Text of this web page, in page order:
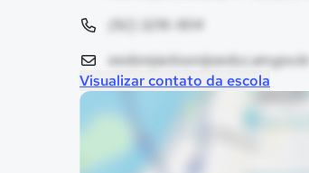
(92) 3216-1614
eedomjackson@seduc.am.gov.br
Visualizar contato da escola